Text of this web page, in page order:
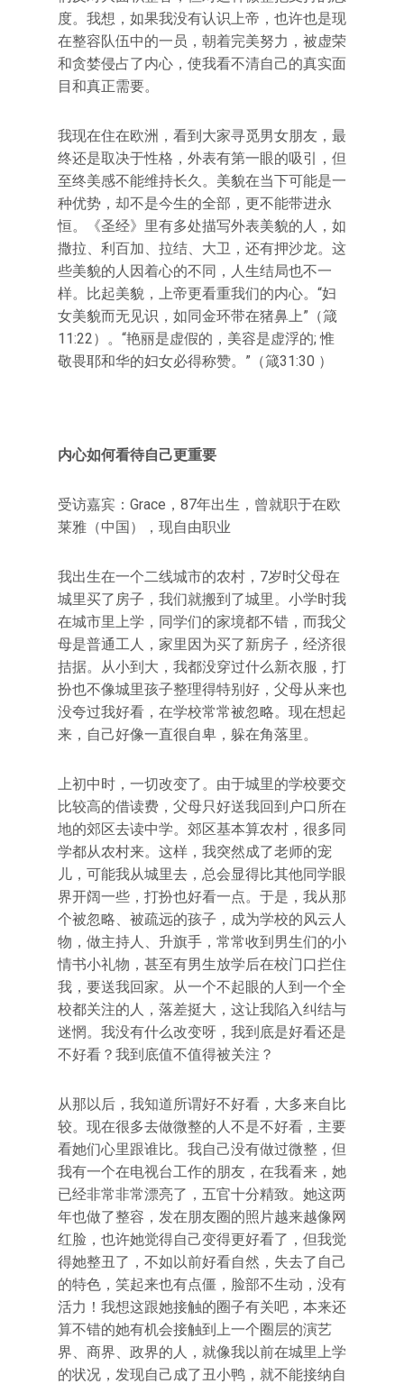
度。我想，如果我没有认识上帝，也许也是现
在整容队伍中的一员，朝着完美努力，被虚荣
和贪婪侵占了内心，使我看不清自己的真实面
目和真正需要。
我现在住在欧洲，看到大家寻觅男女朋友，最
终还是取决于性格，外表有第一眼的吸引，但
至终美感不能维持长久。美貌在当下可能是一
种优势，却不是今生的全部，更不能带进永
恒。《圣经》里有多处描写外表美貌的人，如
撒拉、利百加、拉结、大卫，还有押沙龙。这
些美貌的人因着心的不同，人生结局也不一
样。比起美貌，上帝更看重我们的内心。“妇
女美貌而无见识，如同金环带在猪鼻上”（箴
11:22）。“艳丽是虚假的，美容是虚浮的; 惟
敬畏耶和华的妇女必得称赞。”（箴31:30 ）
内心如何看待自己更重要
受访嘉宾：Grace，87年出生，曾就职于在欧
莱雅（中国），现自由职业
我出生在一个二线城市的农村，7岁时父母在
城里买了房子，我们就搬到了城里。小学时我
在城市里上学，同学们的家境都不错，而我父
母是普通工人，家里因为买了新房子，经济很
拮据。从小到大，我都没穿过什么新衣服，打
扮也不像城里孩子整理得特别好，父母从来也
没夸过我好看，在学校常常被忽略。现在想起
来，自己好像一直很自卑，躲在角落里。
上初中时，一切改变了。由于城里的学校要交
比较高的借读费，父母只好送我回到户口所在
地的郊区去读中学。郊区基本算农村，很多同
学都从农村来。这样，我突然成了老师的宠
儿，可能我从城里去，总会显得比其他同学眼
界开阔一些，打扮也好看一点。于是，我从那
个被忽略、被疏远的孩子，成为学校的风云人
物，做主持人、升旗手，常常收到男生们的小
情书小礼物，甚至有男生放学后在校门口拦住
我，要送我回家。从一个不起眼的人到一个全
校都关注的人，落差挺大，这让我陷入纠结与
迷惘。我没有什么改变呀，我到底是好看还是
不好看？我到底值不值得被关注？
从那以后，我知道所谓好不好看，大多来自比
较。现在很多去做微整的人不是不好看，主要
看她们心里跟谁比。我自己没有做过微整，但
我有一个在电视台工作的朋友，在我看来，她
已经非常非常漂亮了，五官十分精致。她这两
年也做了整容，发在朋友圈的照片越来越像网
红脸，也许她觉得自己变得更好看了，但我觉
得她整丑了，不如以前好看自然，失去了自己
的特色，笑起来也有点僵，脸部不生动，没有
活力！我想这跟她接触的圈子有关吧，本来还
算不错的她有机会接触到上一个圈层的演艺
界、商界、政界的人，就像我以前在城里上学
的状况，发现自己成了丑小鸭，就不能接纳自